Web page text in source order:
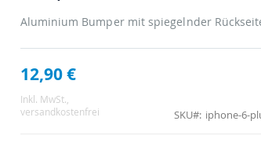
Aluminium Bumper mit spiegelnder
12,90 €
Inkl. MwSt.
versandkostenfrei
SKU
iphone-6-